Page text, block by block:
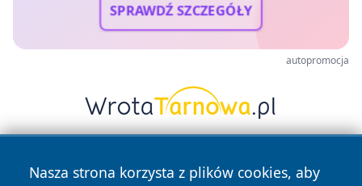
SPRAWDŹ SZCZEGÓŁY
autopromocja
Nasza strona korzysta z plików cookies, aby